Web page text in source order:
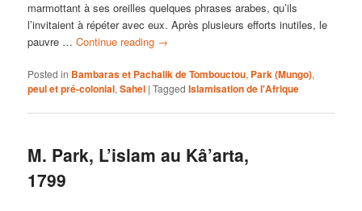
marmottant à ses oreilles quelques phrases arabes, qu’ils
l’invitaient à répéter avec eux. Après plusieurs efforts inutiles, le
pauvre …Continue reading →
Posted in Bambaras et Pachalik de Tombouctou, Park (Mungo),
peul et pré-colonial,Sahel |Tagged Islamisation de l'Afrique
M. Park, L’islam au Kâ’arta,
1799